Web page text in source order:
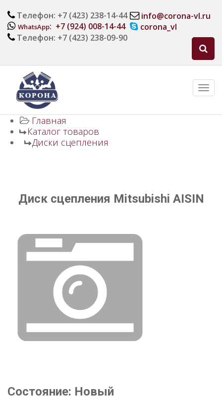
Телефон: +7 (423) 238-14-44
WhatsApp: +7 (924) 008-14-44
Телефон: +7 (423) 238-09-90
info@corona-vl.ru
corona_vl
Главная
Каталог товаров
Диски сцепления
Диск сцепления Mitsubishi AISIN
Состояние: Новый